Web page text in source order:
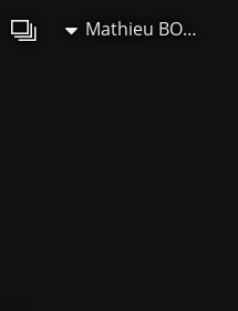
Mathieu BOUCHER